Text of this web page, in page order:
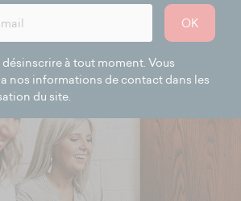
OK
désinscrire à tout moment. Vous
nos informations de contact dans les
du site.